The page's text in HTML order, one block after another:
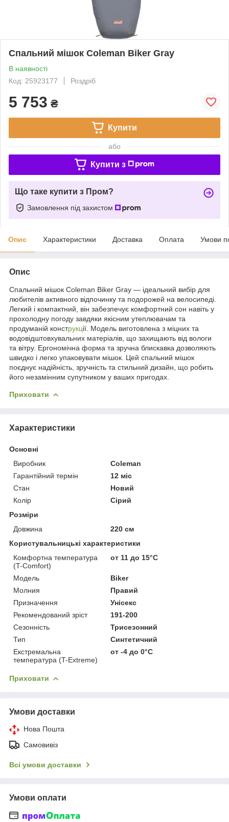
Спальний мішок Coleman Biker Gray
В наявності
Код: 25923177
Роздріб
5 753 ₴
Купити
або
Купити з
Що таке купити з Пром?
Замовлення під захистом
Опис Характеристики Доставка Оплата Умови
Опис
Спальний мішок Coleman Biker Gray — ідеальний вибір для
любителів активного відпочинку та подорожей на велосипеді.
Легкий і компактний, він забезпечує комфортний сон навіть у
прохолодну погоду завдяки якісним утеплювачам та
продуманій конструкції. Модель виготовлена з міцних та
водовідштовхувальних матеріалів, що захищають від вологи
та вітру. Ергономічна форма та зручна блискавка дозволяють
швидко і легко упаковувати мішок. Цей спальний мішок
поєднує надійність, зручність та стильний дизайн, що робить
його незамінним супутником у ваших пригодах.
Приховати
Характеристики
Основні
Виробник
Coleman
Гарантійний термін
12 міс
Стан
Новий
Колір
Сірий
Розміри
Довжина
220 см
Користувальницькі характеристики
Комфортна температура
(T-Comfort)
от 11 до 15°C
Мoдель
Biker
Молния
Правий
Призначення
Унісекс
Рекомендований зріст
191-200
Сезонність
Трисезонний
Тип
Синтетичний
Екстремальна
температура (T-Extreme)
от -4 до 0°C
Приховати
Умови доставки
Нова Пошта
Самовивіз
Всі умови доставки
Умови оплати